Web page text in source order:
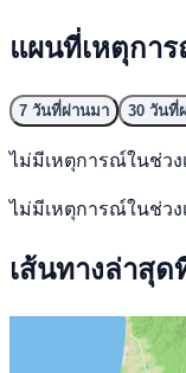
แผนที่เหตุกา
7 วันที่ผ่านมา 30 วันที่
ไม่มีเหตุการณ์ในช่วง
ไม่มีเหตุการณ์ในช่วง
เส้นทางล่าสุ